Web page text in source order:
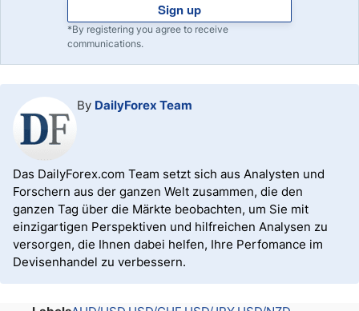
Sign up
*By registering you agree to receive
communications.
By DailyForex Team
Das DailyForex.com Team setzt sich aus Analysten und
Forschern aus der ganzen Welt zusammen, die den
ganzen Tag über die Märkte beobachten, um Sie mit
einzigartigen Perspektiven und hilfreichen Analysen zu
versorgen, die Ihnen dabei helfen, Ihre Perfomance im
Devisenhandel zu verbessern.